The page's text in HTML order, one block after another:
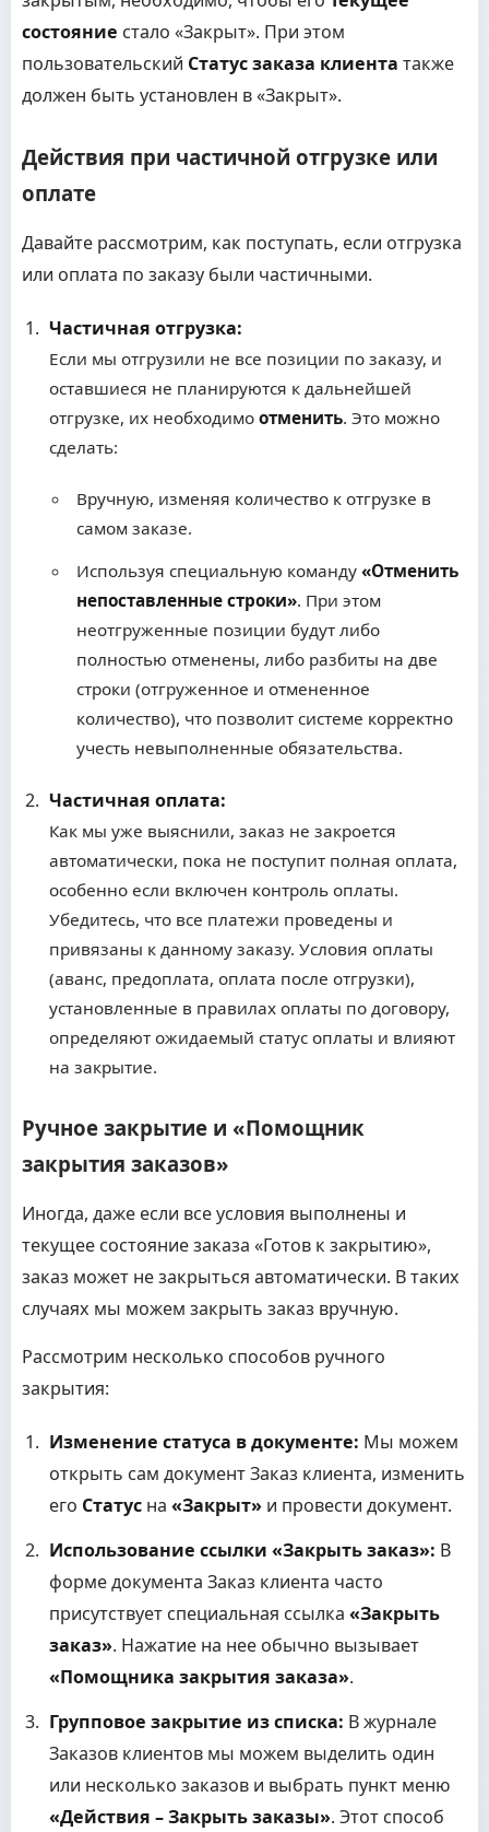
состояние стало «Закрыт». При этом
пользовательский Статус заказа клиента также
должен быть установлен в «Закрыт».
Действия при частичной отгрузке или
оплате
Давайте рассмотрим, как поступать, если отгрузка
или оплата по заказу были частичными.
Частичная отгрузка:
Если мы отгрузили не все позиции по заказу, и
оставшиеся не планируются к дальнейшей
отгрузке, их необходимо отменить. Это можно
сделать:
Вручную, изменяя количество к отгрузке в
самом заказе.
Используя специальную команду «Отменить
непоставленные строки». При этом
неотгруженные позиции будут либо
полностью отменены, либо разбиты на две
строки (отгруженное и отмененное
количество), что позволит системе корректно
учесть невыполненные обязательства.
Частичная оплата:
Как мы уже выяснили, заказ не закроется
автоматически, пока не поступит полная оплата,
особенно если включен контроль оплаты.
Убедитесь, что все платежи проведены и
привязаны к данному заказу. Условия оплаты
(аванс, предоплата, оплата после отгрузки),
установленные в правилах оплаты по договору,
определяют ожидаемый статус оплаты и влияют
на закрытие.
Ручное закрытие и «Помощник
закрытия заказов»
Иногда, даже если все условия выполнены и
текущее состояние заказа «Готов к закрытию»,
заказ может не закрыться автоматически. В таких
случаях мы можем закрыть заказ вручную.
Рассмотрим несколько способов ручного
закрытия:
Изменение статуса в документе: Мы можем
открыть сам документ Заказ клиента, изменить
его Статус на «Закрыт» и провести документ.
Использование ссылки «Закрыть заказ»: В
форме документа Заказ клиента часто
присутствует специальная ссылка «Закрыть
заказ». Нажатие на нее обычно вызывает
«Помощника закрытия заказа».
Групповое закрытие из списка: В журнале
Заказов клиентов мы можем выделить один
или несколько заказов и выбрать пункт меню
«Действия – Закрыть заказы». Этот способ